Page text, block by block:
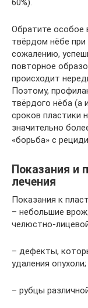
Обратите особое
твёрдом нёбе
сожалению,
повторное
происходит
Поэтому,
твёрдого нёба (а
сроков пластики
значительно
«борьба» с
Показания и
лечения
Показания к
– небольшие
челюстно-
– дефекты,
удаления опухоли;
– рубцы